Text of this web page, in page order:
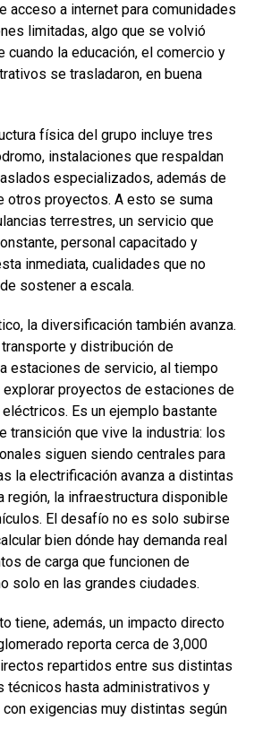
acceso a internet para comunidades
limitadas, algo que se volvió
cuando la educación, el comercio y
se trasladaron, en buena
física del grupo incluye tres
instalaciones que respaldan
especializados, además de
otros proyectos. A esto se suma
terrestres, un servicio que
personal capacitado y
inmediata, cualidades que no
sostener a escala.
la diversificación también avanza.
y distribución de
estaciones de servicio, al tiempo
explorar proyectos de estaciones de
Es un ejemplo bastante
transición que vive la industria: los
siguen siendo centrales para
la electrificación avanza a distintas
región, la infraestructura disponible
El desafío no es solo subirse
bien dónde hay demanda real
de carga que funcionen de
solo en las grandes ciudades.
tiene, además, un impacto directo
reporta cerca de 3,000
repartidos entre sus distintas
técnicos hasta administrativos y
exigencias muy distintas según